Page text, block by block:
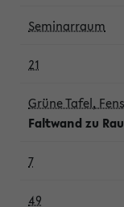
Seminarraum
21
Grüne Tafel,
Faltwand zu
7
49